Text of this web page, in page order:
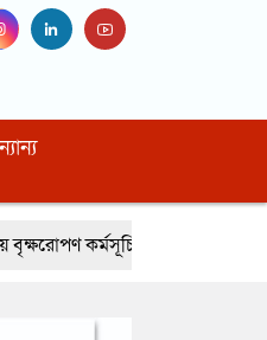
নোয়াখালীর বেগমগঞ্জে